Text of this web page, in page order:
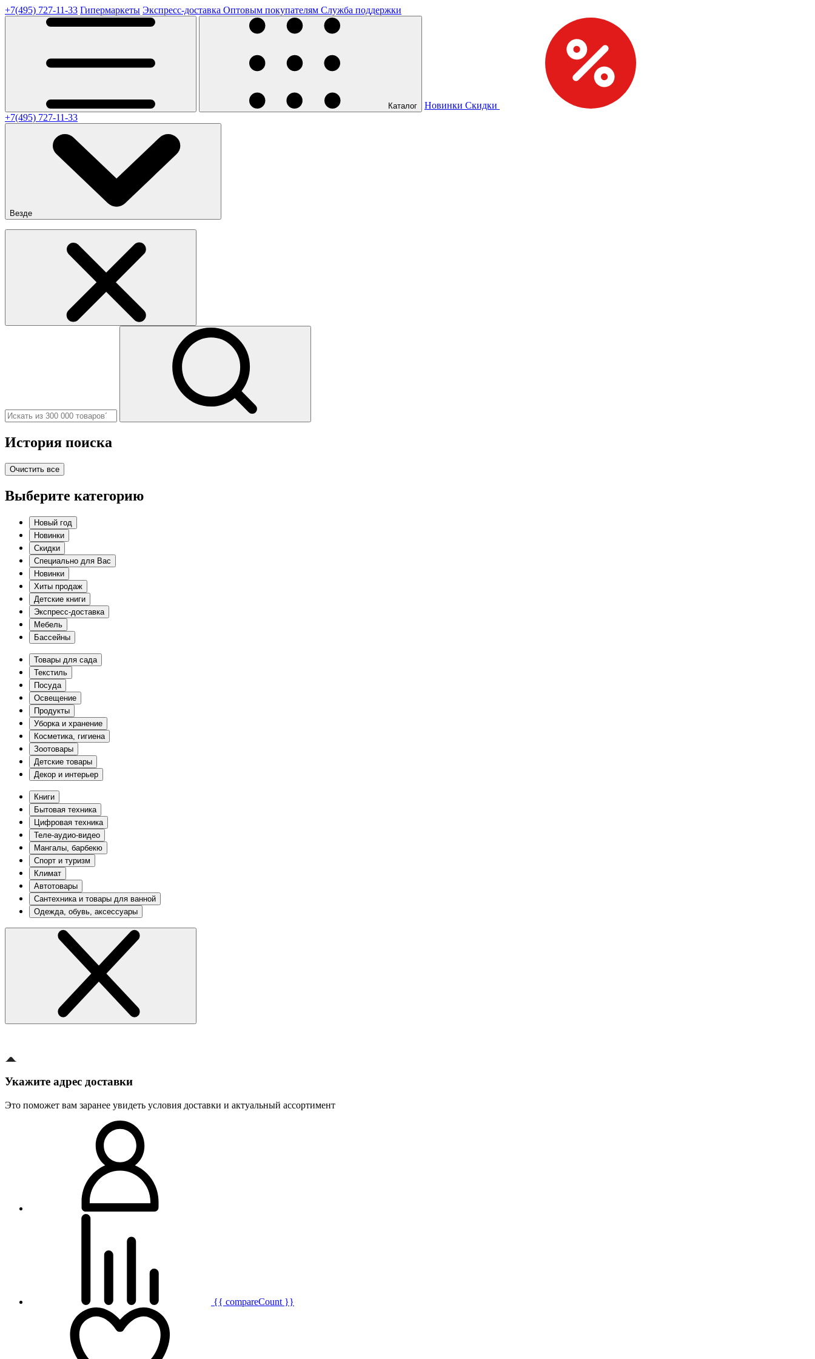
+7(495) 727-11-33 Гипермаркеты Экспресс-доставка Оптовым покупателям Служба поддержки
Каталог Новинки Скидки
+7(495) 727-11-33
Везде
История поиска
Очистить все
Выберите категорию
Новый год
Новинки
Скидки
Специально для Вас
Новинки
Хиты продаж
Детские книги
Экспресс-доставка
Мебель
Бассейны
Товары для сада
Текстиль
Посуда
Освещение
Продукты
Уборка и хранение
Косметика, гигиена
Зоотовары
Детские товары
Декор и интерьер
Книги
Бытовая техника
Цифровая техника
Теле-аудио-видео
Мангалы, барбекю
Спорт и туризм
Климат
Автотовары
Сантехника и товары для ванной
Одежда, обувь, аксессуары
Укажите адрес доставки
Это поможет вам заранее увидеть условия доставки и актуальный ассортимент
{{ compareCount }}